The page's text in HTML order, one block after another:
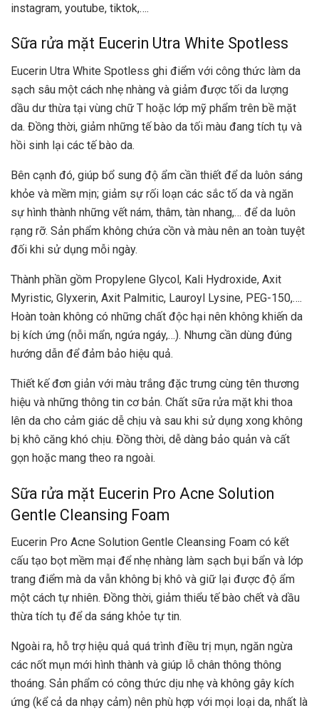
instagram, youtube, tiktok,….
Sữa rửa mặt Eucerin Utra White Spotless
Eucerin Utra White Spotless ghi điểm với công thức làm da
sạch sâu một cách nhẹ nhàng và giảm được tối da lượng
dầu dư thừa tại vùng chữ T hoặc lớp mỹ phẩm trên bề mặt
da. Đồng thời, giảm những tế bào da tối màu đang tích tụ và
hồi sinh lại các tế bào da.
Bên cạnh đó, giúp bổ sung độ ẩm cần thiết để da luôn sáng
khỏe và mềm mịn; giảm sự rối loạn các sắc tố da và ngăn
sự hình thành những vết nám, thâm, tàn nhang,… để da luôn
rạng rỡ. Sản phẩm không chứa cồn và màu nên an toàn tuyệt
đối khi sử dụng mỗi ngày.
Thành phần gồm Propylene Glycol, Kali Hydroxide, Axit
Myristic, Glyxerin, Axit Palmitic, Lauroyl Lysine, PEG-150,….
Hoàn toàn không có những chất độc hại nên không khiến da
bị kích ứng (nỗi mẩn, ngứa ngáy,…). Nhưng cần dùng đúng
hướng dẫn để đảm bảo hiệu quả.
Thiết kế đơn giản với màu trắng đặc trưng cùng tên thương
hiệu và những thông tin cơ bản. Chất sữa rửa mặt khi thoa
lên da cho cảm giác dễ chịu và sau khi sử dụng xong không
bị khô căng khó chịu. Đồng thời, dễ dàng bảo quản và cất
gọn hoặc mang theo ra ngoài.
Sữa rửa mặt Eucerin Pro Acne Solution
Gentle Cleansing Foam
Eucerin Pro Acne Solution Gentle Cleansing Foam có kết
cấu tạo bọt mềm mại để nhẹ nhàng làm sạch bụi bẩn và lớp
trang điểm mà da vẫn không bị khô và giữ lại được độ ẩm
một cách tự nhiên. Đồng thời, giảm thiểu tế bào chết và dầu
thừa tích tụ để da sáng khỏe tự tin.
Ngoài ra, hỗ trợ hiệu quả quá trình điều trị mụn, ngăn ngừa
các nốt mụn mới hình thành và giúp lỗ chân thông thông
thoáng. Sản phẩm có công thức dịu nhẹ và không gây kích
ứng (kể cả da nhạy cảm) nên phù hợp với mọi loại da, nhất là